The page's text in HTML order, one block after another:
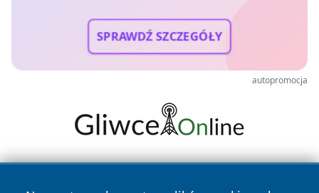
SPRAWDŹ SZCZEGÓŁY
autopromocja